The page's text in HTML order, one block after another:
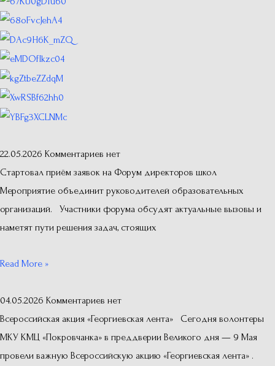
22.05.2026 Комментариев нет
Стартовал приём заявок на Форум директоров школ
Мероприятие объединит руководителей образовательных
организаций. Участники форума обсудят актуальные вызовы и
наметят пути решения задач, стоящих
Read More »
04.05.2026 Комментариев нет
Всероссийская акция «Георгиевская лента» Сегодня волонтеры
МКУ КМЦ «Покровчанка» в преддверии Великого дня — 9 Мая
провели важную Всероссийскую акцию «Георгиевская лента» .